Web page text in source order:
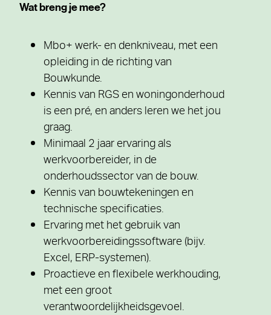
Wat breng je mee?
Mbo+ werk- en denkniveau, met een
opleiding in de richting van
Bouwkunde.
Kennis van RGS en woningonderhoud
is een pré, en anders leren we het jou
graag.
Minimaal 2 jaar ervaring als
werkvoorbereider, in de
onderhoudssector van de bouw.
Kennis van bouwtekeningen en
technische specificaties.
Ervaring met het gebruik van
werkvoorbereidingssoftware (bijv.
Excel, ERP-systemen).
Proactieve en flexibele werkhouding,
met een groot
verantwoordelijkheidsgevoel.